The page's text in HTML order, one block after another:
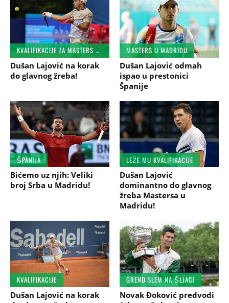
KVALIFIKACIJE ZA MASTERS U RIMU
Dušan Lajović na korak
do glavnog žreba!
MASTERS U MADRIDU
Dušan Lajović odmah
ispao u prestonici
Španije
ŠPANIJA
Bićemo uz njih: Veliki
broj Srba u Madridu!
LEŽE MU KVALIFIKACIJE
Dušan Lajović
dominantno do glavnog
žreba Mastersa u
Madridu!
KVALIFIKACIJE
Dušan Lajović na korak
GREND SLEM NA ŠLJACI
Novak Đoković predvodi